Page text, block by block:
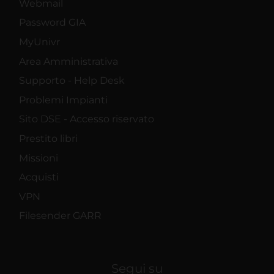
Webmail
Password GIA
MyUnivr
Area Amministrativa
Supporto - Help Desk
Problemi Impianti
Sito DSE - Accesso riservato
Prestito libri
Missioni
Acquisti
VPN
Filesender GARR
Segui su